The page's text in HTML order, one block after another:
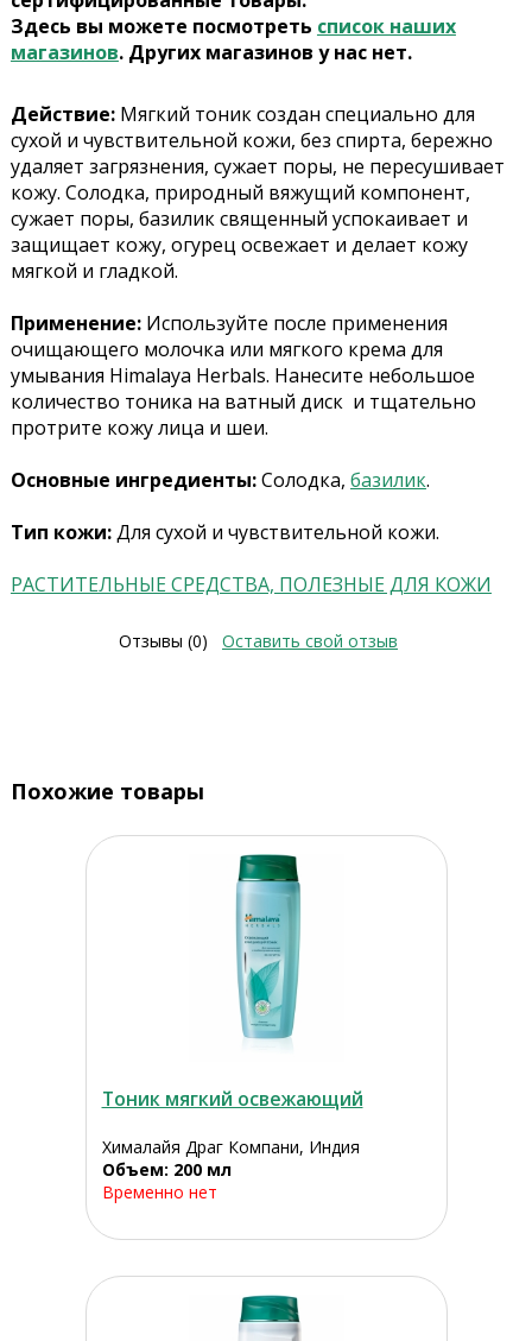
Здесь вы можете посмотреть список наших
магазинов. Других магазинов у нас нет.
Действие: Мягкий тоник создан специально для
сухой и чувствительной кожи, без спирта, бережно
удаляет загрязнения, сужает поры, не пересушивает
кожу. Солодка, природный вяжущий компонент,
сужает поры, базилик священный успокаивает и
защищает кожу, огурец освежает и делает кожу
мягкой и гладкой.
Применение: Используйте после применения
очищающего молочка или мягкого крема для
умывания Himalaya Herbals. Нанесите небольшое
количество тоника на ватный диск и тщательно
протрите кожу лица и шеи.
Основные ингредиенты:Солодка, базилик.
Тип кожи:Для сухой и чувствительной кожи.
РАСТИТЕЛЬНЫЕ СРЕДСТВА, ПОЛЕЗНЫЕ ДЛЯ КОЖИ
Отзывы (0) Оставить свой отзыв
Похожие товары
Тоник мягкий освежающий
Хималайя Драг Компани, Индия
Объем: 200 мл
Временно нет